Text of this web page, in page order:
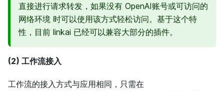
直接进行请求转发，如果没有 OpenAI账号或可访问的
网络环境 时可以使用该方式轻松访问。基于这个特
性，目前 linkai 已经可以兼容大部分的插件。
(2) 工作流接入
工作流的接入方式与应用相同，只需在